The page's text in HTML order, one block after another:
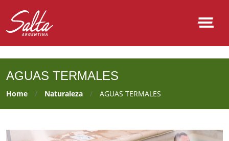
AGUAS TERMALES
Home Naturaleza AGUAS TERMALES